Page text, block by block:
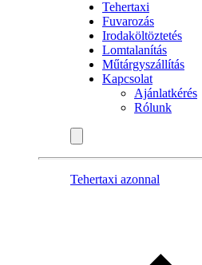
Tehertaxi
Fuvarozás
Irodaköltöztetés
Lomtalanítás
Műtárgyszállítás
Kapcsolat
Ajánlatkérés
Rólunk
Tehertaxi azonnal